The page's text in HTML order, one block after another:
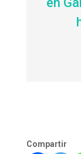
Compartir